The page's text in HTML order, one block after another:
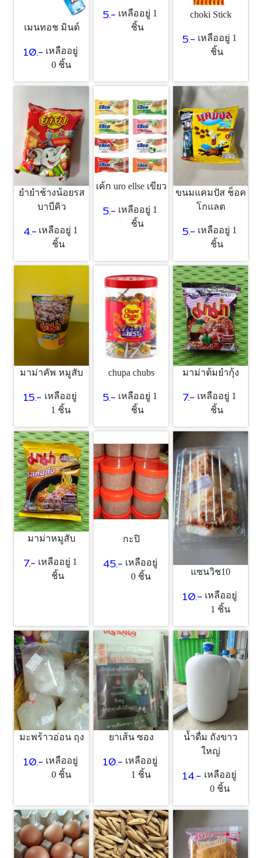
เมนทอช มินต์
10.- เหลืออยู่
0 ชิ้น
5.- เหลืออยู่ 1
ชิ้น
choki Stick
5.- เหลืออยู่ 1
ชิ้น
ยำยำช้างน้อยรส
บาบีคิว
4.- เหลืออยู่ 1
ชิ้น
เค้ก uro ellse เขียว
5.- เหลืออยู่ 1
ชิ้น
ขนมแคมปัส ช็อค
โกแลต
5.- เหลืออยู่ 1
ชิ้น
มาม่าคัพ หมูสับ
15.- เหลืออยู่
1 ชิ้น
chupa chubs
5.- เหลืออยู่ 1
ชิ้น
มาม่าต้มยำกุ้ง
7.- เหลืออยู่ 1
ชิ้น
มาม่าหมูสับ
7.- เหลืออยู่ 1
ชิ้น
กะปิ
45.- เหลืออยู่
0 ชิ้น
แซนวิช10
10.- เหลืออยู่
1 ชิ้น
มะพร้าวอ่อน ถุง
10.- เหลืออยู่
0 ชิ้น
ยาเส้น ซอง
10.- เหลืออยู่
1 ชิ้น
น้ำดื่ม ถังขาว
ใหญ่
14.- เหลืออยู่
0 ชิ้น